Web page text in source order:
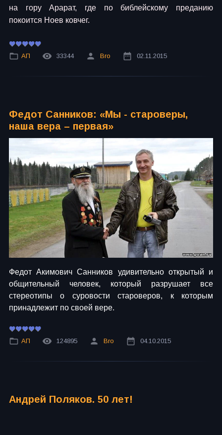
на гору Арарат, где по библейскому преданию
покоится Ноев ковчег.
АП 33344 Bro 02.11.2015
Федот Санников: «Мы - староверы,
наша вера – первая»
Федот Акимович Санников удивительно открытый и
общительный человек, который разрушает все
стереотипы о суровости староверов, к которым
принадлежит по своей вере.
АП 124895 Bro 04.10.2015
Андрей Поляков. 50 лет!